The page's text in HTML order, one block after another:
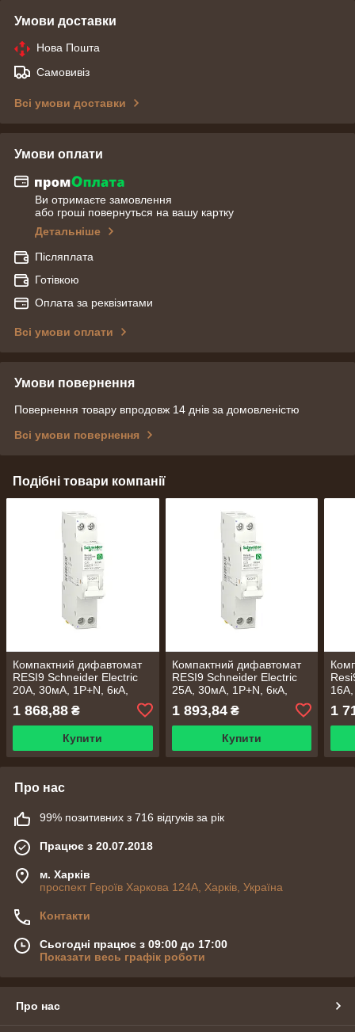
Умови доставки
Нова Пошта
Самовивіз
Всі умови доставки
Умови оплати
Ви отримаєте замовлення
або гроші повернуться на вашу картку
Детальніше
Післяплата
Готівкою
Оплата за реквізитами
Всі умови оплати
Умови повернення
Повернення товару впродовж 14 днів за домовленістю
Всі умови повернення
Подібні товари компанії
Компактний дифавтомат
RESI9 Schneider Electric
20А, 30мA, 1P+N, 6кA,
1 868,88 ₴
Купити
Компактний дифавтомат
RESI9 Schneider Electric
25А, 30мA, 1P+N, 6кA,
1 893,84₴
Купити
1
Про нас
99% позитивних з 716 відгуків за рік
Працює з 20.07.2018
м. Харків
проспект Героїв Харкова 124А, Харків, Україна
Контакти
Сьогодні працює з 09:00 до 17:00
Показати весь графік роботи
Про нас